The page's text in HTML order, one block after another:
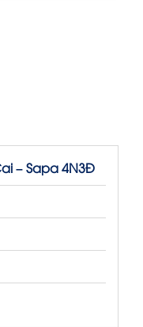
– Sapa 4N3Đ